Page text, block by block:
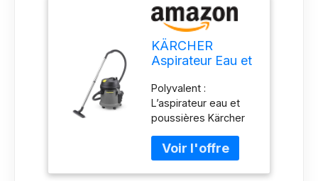
KÄRCHER
Aspirateur Eau et
27/1, Puissance :
1380 W, cuve
Plastique : 27 l,
Tuyau
d'aspiration : 2,5
m, coude, suceur
Polyvalent :
L’aspirateur eau et
poussières Kärcher
rapidement et
efficacement la
saleté humide,